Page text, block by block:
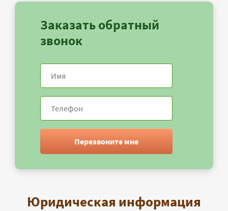
Заказать обратный
звонок
Перезвоните мне
Юридическая информация